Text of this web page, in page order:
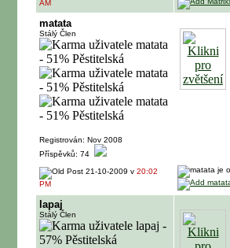
AM
matata
Stálý Člen
Registrován: Nov 2008
Příspěvků: 74
21-10-2009 v 20:02
PM
lapaj
Stálý Člen